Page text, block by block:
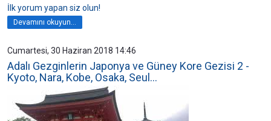
İlk yorum yapan siz olun!
Devamını okuyun...
Cumartesi, 30 Haziran 2018 14:46
Adalı Gezginlerin Japonya ve Güney Kore Gezisi 2 -
Kyoto, Nara, Kobe, Osaka, Seul...